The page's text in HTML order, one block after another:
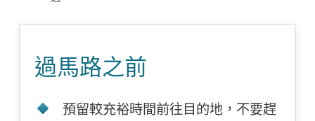
過馬路之前
預留較充裕時間前往目的地，不要趕